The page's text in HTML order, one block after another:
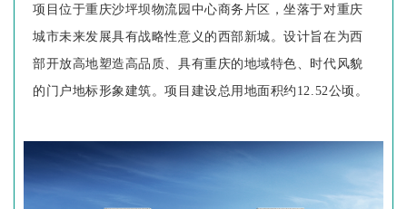
项目位于重庆沙坪坝物流园中心商务片区，坐落于对重庆
城市未来发展具有战略性意义的西部新城。设计旨在为西
部开放高地塑造高品质、具有重庆的地域特色、时代风貌
的门户地标形象建筑。项目建设总用地面积约12.52公顷。